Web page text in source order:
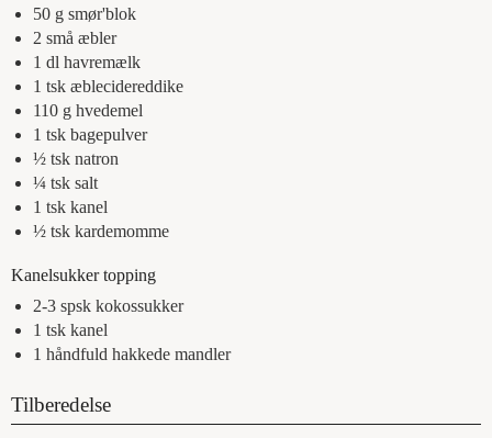
50 g smør'blok
2 små æbler
1 dl havremælk
1 tsk æblecidereddike
110 g hvedemel
1 tsk bagepulver
½ tsk natron
¼ tsk salt
1 tsk kanel
½ tsk kardemomme
Kanelsukker topping
2-3 spsk kokossukker
1 tsk kanel
1 håndfuld hakkede mandler
Tilberedelse